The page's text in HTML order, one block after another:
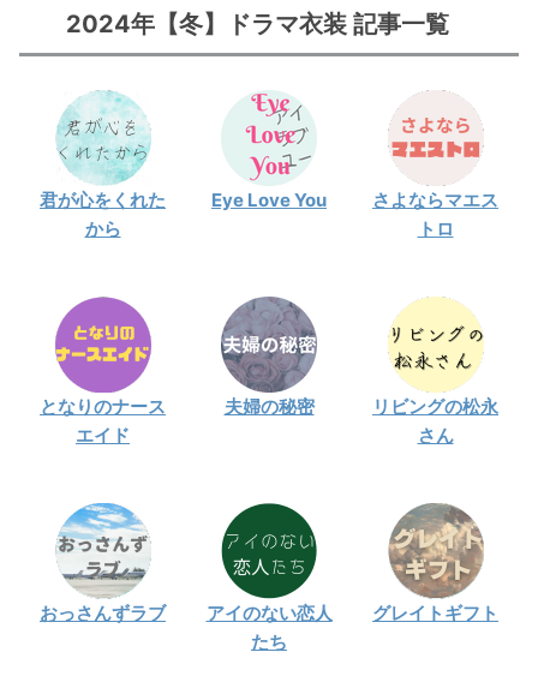
2024年【冬】ドラマ衣装 記事一覧
君が心をくれた
から
Eye Love You
さよならマエス
トロ
となりのナース
エイド
夫婦の秘密
リビングの松永
さん
おっさんずラブ
アイのない恋人
たち
グレイトギフト